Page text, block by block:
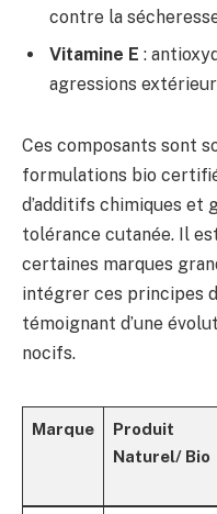
contre la
Vitamine E :
agressions
Ces composants sont
formulations bio
d’additifs chimiques et
tolérance cutanée. Il
certaines marques
intégrer ces principes
témoignant d’une
nocifs.
Marque
Produit
Naturel/ Bio